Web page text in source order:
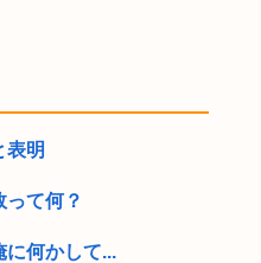
表明
って何？
に何かして...